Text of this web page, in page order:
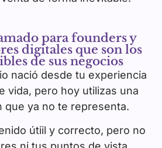
para founders y
digitales que son los
de sus negocios
nació desde tu experiencia
vida, pero hoy utilizas una
que ya no te representa.
útiil y correcto, pero no